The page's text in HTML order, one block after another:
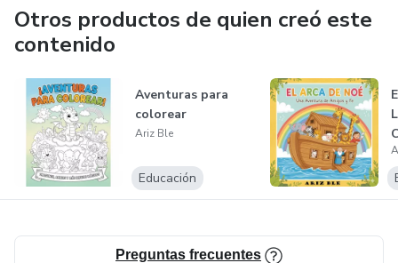
tu amor para: cumpleaños, aniversarios, regalos
corporativos, condolencias, recuperate pronto, novios,
amigos, graduaciones, fechas especiales, agradecimientos,
etc...
Otros productos de quien creó este
contenido
Aventuras para
colorear
Ariz Ble
Educación
Preguntas frecuentes